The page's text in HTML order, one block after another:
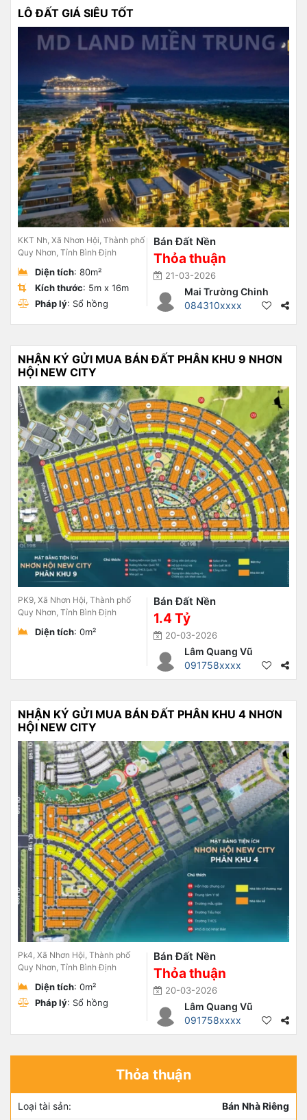
LÔ ĐẤT GIÁ SIÊU TỐT
KKT Nh, Xã Nhơn Hội, Thành phố
Quy Nhơn, Tỉnh Bình Định
Diện tích: 80m²
Kích thước: 5m x 16m
Pháp lý: Sổ hồng
Bán Đất Nền
Thỏa thuận
21-03-2026
Mai Trường Chinh
084310xxxx
NHẬN KÝ GỬI MUA BÁN ĐẤT PHÂN KHU 9 NHƠN
HỘI NEW CITY
PK9, Xã Nhơn Hội, Thành phố
Quy Nhơn, Tỉnh Bình Định
Diện tích: 0m²
Bán Đất Nền
1.4 Tỷ
20-03-2026
Lâm Quang Vũ
091758xxxx
NHẬN KÝ GỬI MUA BÁN ĐẤT PHÂN KHU 4 NHƠN
HỘI NEW CITY
Pk4, Xã Nhơn Hội, Thành phố
Quy Nhơn, Tỉnh Bình Định
Diện tích: 0m²
Pháp lý: Sổ hồng
Bán Đất Nền
Thỏa thuận
20-03-2026
Lâm Quang Vũ
091758xxxx
Thỏa thuận
Loại tài sản: Bán Nhà Riêng